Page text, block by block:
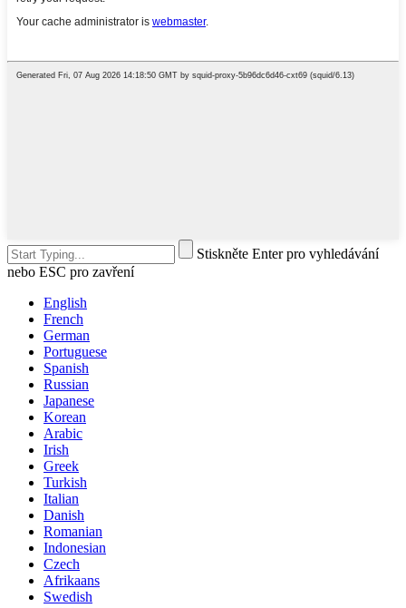
Stiskněte Enter pro vyhledávání
nebo ESC pro zavření
English
French
German
Portuguese
Spanish
Russian
Japanese
Korean
Arabic
Irish
Greek
Turkish
Italian
Danish
Romanian
Indonesian
Czech
Afrikaans
Swedish